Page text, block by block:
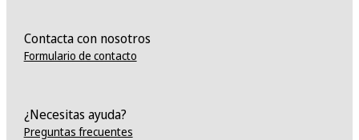
Contacta con nosotros
Formulario de contacto
¿Necesitas ayuda?
Preguntas frecuentes